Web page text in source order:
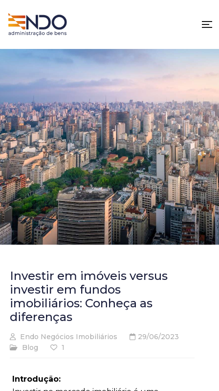
Investir em imóveis versus
investir em fundos
imobiliários: Conheça as
diferenças
Endo Negócios Imobiliários
29/06/2023
Blog
1
Introdução: